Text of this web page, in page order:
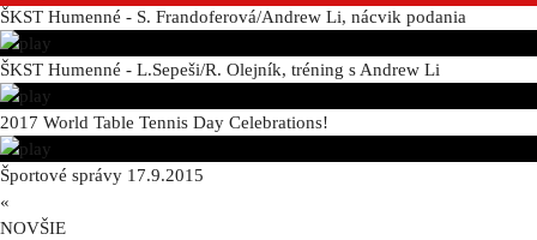
ŠKST Humenné - S. Frandoferová/Andrew Li, nácvik podania
ŠKST Humenné - L.Sepeši/R. Olejník, tréning s Andrew Li
2017 World Table Tennis Day Celebrations!
Športové správy 17.9.2015
«
NOVŠIE